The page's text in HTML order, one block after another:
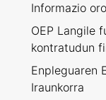
Informazio
OEP Langile
kontratudun
Enpleguaren
Iraunkorra